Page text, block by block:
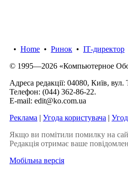
• Home • Ринок • IТ-директор
© 1995—2026 «Компьютерное
Адреса редакції: 04080, Київ, вул.
Телефон: (044) 362-86-22.
E-mail: edit@ko.com.ua
Реклама | Угода користувача |
Якщо ви помітили помилку на
Редакція отримає ваше
Мобільна версія